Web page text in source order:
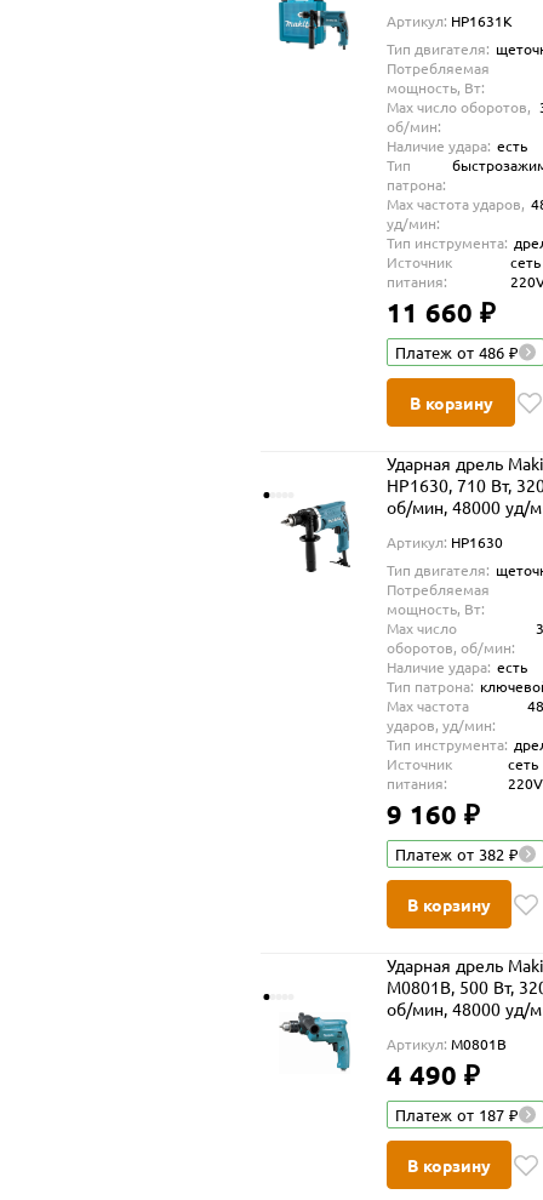
Артикул: HP1631K
Тип двигателя:
Потребляемая
мощность, Вт:
Max число оборотов,
об/мин:
Наличие удара: есть
Тип
патрона:
Max частота ударов,
уд/мин:
Тип инструмента:
Источник
питания:
сеть
11 660 ₽
Платеж от 486 ₽
В корзину
Ударная дрель
HP1630, 710 Вт,
об/мин, 48000 уд/
Артикул: HP1630
Тип двигателя:
Потребляемая
мощность, Вт:
Max число
оборотов, об/мин:
Наличие удара: есть
Тип патрона:
Max частота
ударов, уд/мин:
Тип инструмента:
Источник
питания:
сеть
220V
9 160 ₽
Платеж от 382 ₽
В корзину
Ударная дрель
M0801B, 500 Вт,
об/мин, 48000 уд/
Артикул: M0801B
4 490 ₽
Платеж от 187 ₽
В корзину